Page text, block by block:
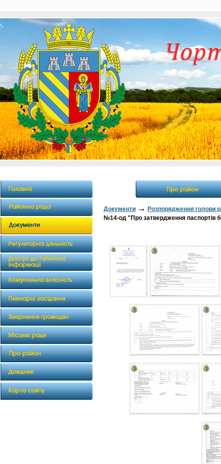
Документи → Розпорядження голови
№14-од "Про затвердження паспортів